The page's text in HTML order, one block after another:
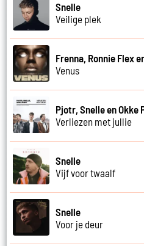
Snelle
Veilige plek
Frenna, Ronnie Flex
Venus
Pjotr, Snelle en Okke
Verliezen met jullie
Snelle
Vijf voor twaalf
Snelle
Voor je deur